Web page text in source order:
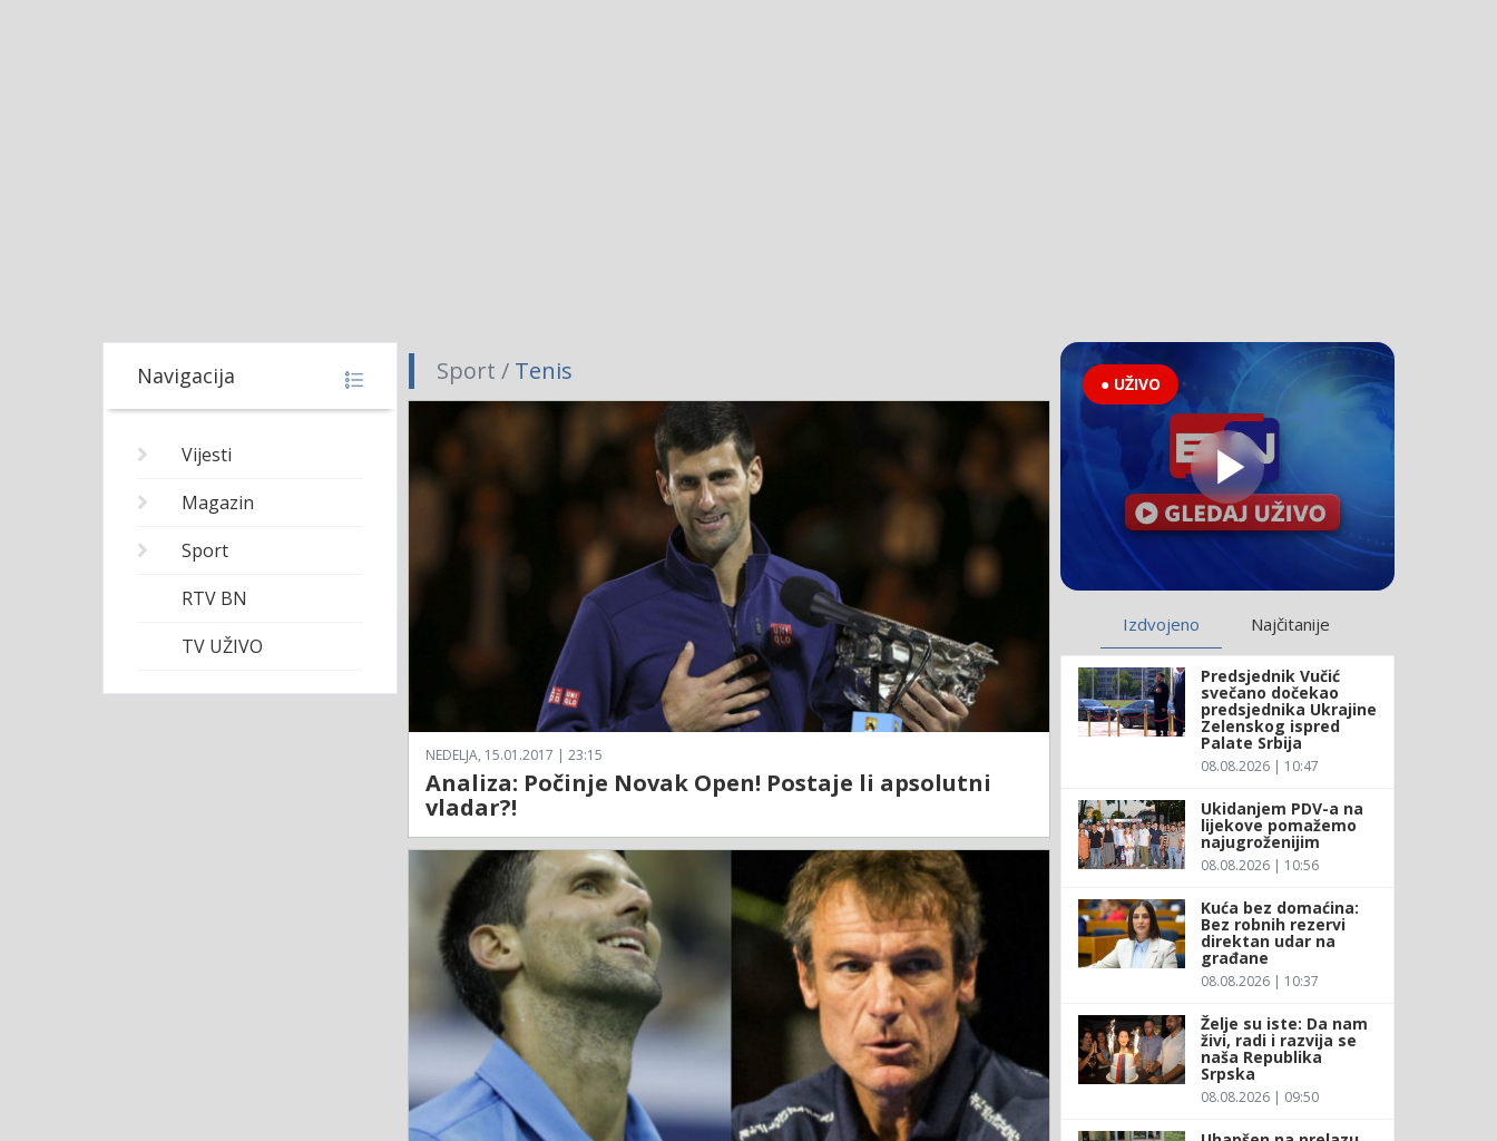
Navigacija
Vijesti
Magazin
Sport
RTV BN
TV UŽIVO
Sport / Tenis
NEDELJA, 15.01.2017 | 23:15
Analiza: Počinje Novak Open! Postaje li apsolutni
vladar?!
● UŽIVO
Izdvojeno Najčitanije
Predsjednik Vučić
svečano dočekao
predsjednika Ukrajine
Zelenskog ispred
Palate Srbija
08.08.2026 | 10:47
Ukidanjem PDV-a na
lijekove pomažemo
najugroženijim
08.08.2026 | 10:56
Kuća bez domaćina:
Bez robnih rezervi
direktan udar na
građane
08.08.2026 | 10:37
Želje su iste: Da nam
živi, radi i razvija se
naša Republika
Srpska
08.08.2026 | 09:50